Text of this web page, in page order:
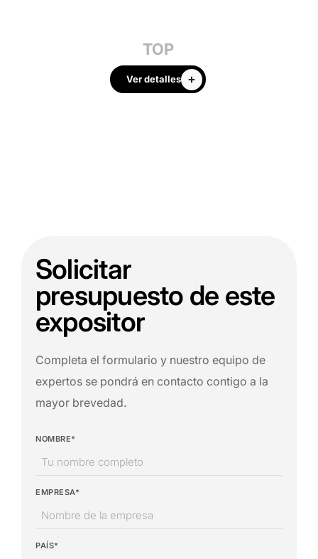
TOP
Ver detalles
Solicitar
presupuesto de este
expositor
Completa el formulario y nuestro equipo de
expertos se pondrá en contacto contigo a la
mayor brevedad.
NOMBRE*
EMPRESA*
PAÍS*